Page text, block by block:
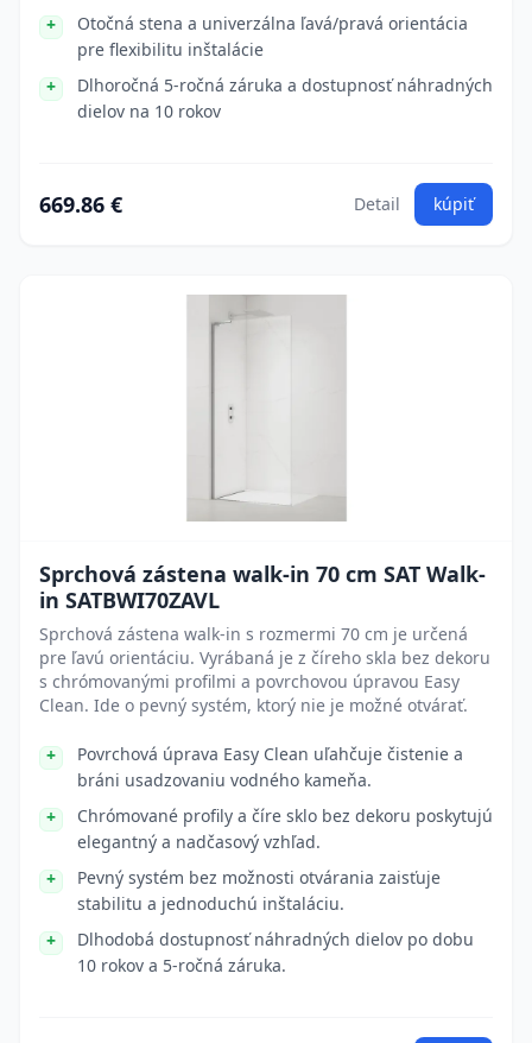
Otočná stena a univerzálna ľavá/pravá orientácia
pre flexibilitu inštalácie
Dlhoročná 5-ročná záruka a dostupnosť náhradných
dielov na 10 rokov
669.86 € Detail kúpiť
Sprchová zástena walk-in 70 cm SAT Walk-
in SATBWI70ZAVL
Sprchová zástena walk-in s rozmermi 70 cm je určená
pre ľavú orientáciu. Vyrábaná je z číreho skla bez dekoru
s chrómovanými profilmi a povrchovou úpravou Easy
Clean. Ide o pevný systém, ktorý nie je možné otvárať.
Povrchová úprava Easy Clean uľahčuje čistenie a
bráni usadzovaniu vodného kameňa.
Chrómované profily a číre sklo bez dekoru poskytujú
elegantný a nadčasový vzhľad.
Pevný systém bez možnosti otvárania zaisťuje
stabilitu a jednoduchú inštaláciu.
Dlhodobá dostupnosť náhradných dielov po dobu
10 rokov a 5-ročná záruka.